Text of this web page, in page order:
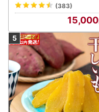
(383)
15,000